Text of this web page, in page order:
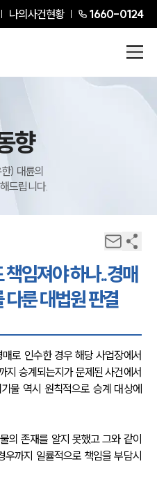
나의사건현황 1660-0124
향
) 대륜의
드립니다.
임져야 하나..경매
룬 대법원 판결
로 인수한 경우 해당 사업장에서
지 승계되는지가 문제된 사건에서
물 역시 원칙적으로 승계 대상에
의 존재를 알지 못했고 그와 같이
까지 일률적으로 책임을 부담시